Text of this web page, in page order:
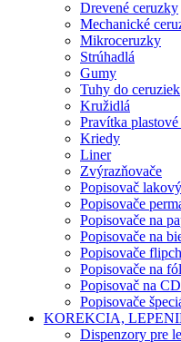
Drevené ceruzky
Mechanické
Mikroceruzky
Strúhadlá
Gumy
Tuhy do ceruziek
Kružidlá
Pravítka
Kriedy
Liner
Zvýrazňovače
Popisovač lakový
Popisovače
Popisovače na
Popisovače na
Popisovače
Popisovače na
Popisovač na
Popisovače
KOREKCIA,
Dispenzory pre